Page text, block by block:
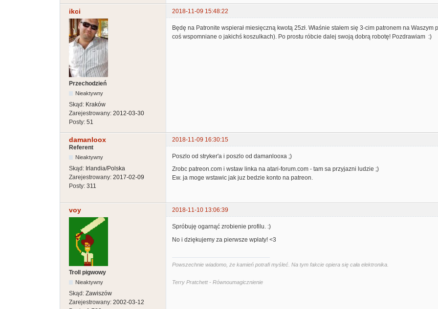
ikci 2018-11-09 15:48:22
Przechodzień
Nieaktywny
Skąd: Kraków
Zarejestrowany: 2012-03-30
Posty: 51
Będę na Patronite wspierał miesięczną kwotą 25zł. Właśnie stałem się 3-cim patronem na
coś wspomniane o jakichś koszulkach). Po prostu róbcie dalej swoją dobrą robotę! Pozdrawiam :)
damanloox
2018-11-09 16:30:15
Referent
Nieaktywny
Skąd: Irlandia/Polska
Zarejestrowany: 2017-02-09
Posty: 311
Poszlo od stryker'a i poszlo od damanlooxa ;)
Zrobc patreon.com i wstaw linka na atari-forum.com - tam sa przyjazni ludzie ;)
Ew. ja moge wstawic jak juz bedzie konto na patreon.
voy 2018-11-10 13:06:39
Troll pigwowy
Nieaktywny
Skąd: Zawiszów
Zarejestrowany: 2002-03-12
Spróbuję ogarnąć zrobienie profilu. :)
No i dziękujemy za pierwsze wpłaty! <3
Powszechnie wiadomo, że kamień potrafi myśleć. Na tym fakcie opiera się cała elektronika.
Terry Pratchett - Równoumagicznienie